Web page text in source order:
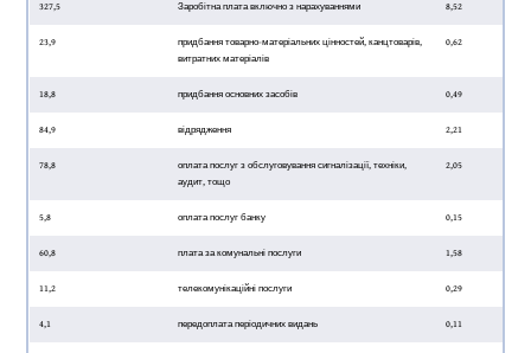
327,5 Заробітна плата включно з нарахуваннями 8,52
23,9
придбання товарно-матеріальних цінностей, канцтоварів,
витратних матеріалів
0,62
18,8 придбання основних засобів 0,49
84,9 відрядження 2,21
78,8
оплата послуг з обслуговування сигналізації, техніки,
аудит, тощо
2,05
5,8 оплата послуг банку 0,15
60,8 плата за комунальні послуги 1,58
11,2 телекомунікаційні послуги 0,29
4,1 передоплата періодичних видань 0,11